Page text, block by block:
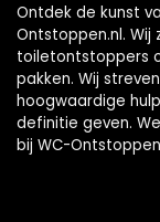
Ontdek de kunst
Ontstoppen.nl. Wij
toiletontstoppers
pakken. Wij
hoogwaardige
definitie geven.
bij WC-